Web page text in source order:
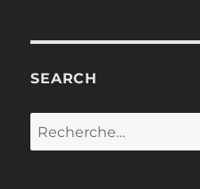
SEARCH
Recherche
pour :